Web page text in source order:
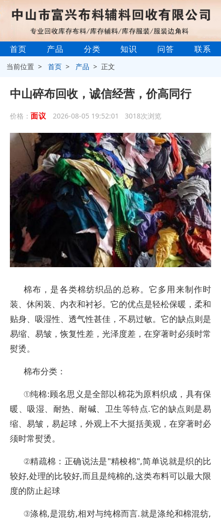
首页 产品 分类 知识 问答 联系
当前位置 >首页 > 产品 > 正文
中山碎布回收，诚信经营，价高同行
价格： 面议 2026-08-05 19:52:01 3018次浏览
棉布，是各类棉纺织品的总称。它多用来制作时
装、休闲装、内衣和衬衫。它的优点是轻松保暖，柔和
贴身、吸湿性、透气性甚佳，不易过敏。它的缺点则是
易缩、易皱，恢复性差，光泽度差，在穿著时必须时常
熨烫。
棉布分类：
①纯棉:顾名思义是全部以棉花为原料织成，具有保
暖、吸湿、耐热、耐碱、卫生等特点.它的缺点则是易
缩、易皱，易起球，外观上不大挺括美观，在穿著时必
须时常熨烫。
②精疏棉：正确说法是"精梭棉",简单说就是织的比
较好,处理的比较好,而且是纯棉的,这类布料可以最大限
度的防止起球
③涤棉,是混纺,相对与纯棉而言.就是涤纶和棉混纺,